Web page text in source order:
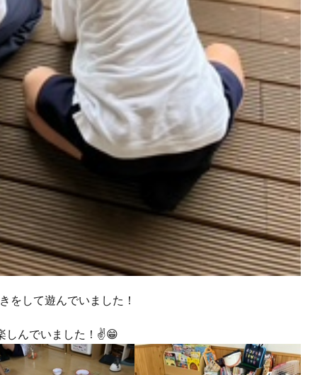
をして遊んでいました！
しんでいました！✌️😁